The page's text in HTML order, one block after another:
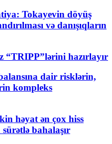
Tokayevin döyüş
və danışıqların
“TRIPP”lərini hazırlayır
dair risklərin,
kompleks
həyat ən çox hiss
bahalaşır